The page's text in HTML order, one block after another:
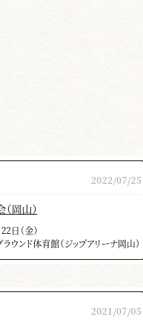
筋も正確に表現できる
かなり高い位置を水平
指導的立場になる方達
2022/07/25
岡山）
日（金）
ウンド体育館（ジップアリーナ岡山）
2021/07/05